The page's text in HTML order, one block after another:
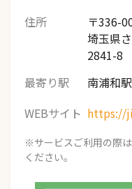
住所
〒336-
埼玉県
2841-8
最寄り駅
南浦和
WEBサイト https://
※サービスご利用の際
ください。